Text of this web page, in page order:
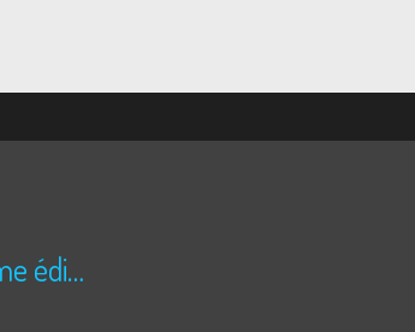
ANNONCE : 20ème édition des TRÉSORS DU GRENIER (2026)